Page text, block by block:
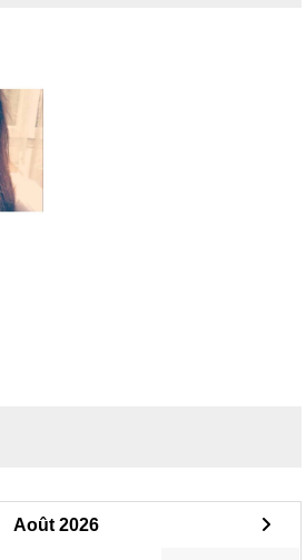
Août 2026